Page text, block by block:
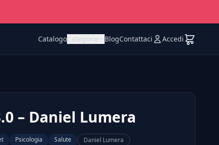
CatalogoCategorie BlogContattaci Accedi
– Daniel Lumera
Psicologia Salute Daniel Lumera